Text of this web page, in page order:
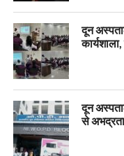
दून
दून
से